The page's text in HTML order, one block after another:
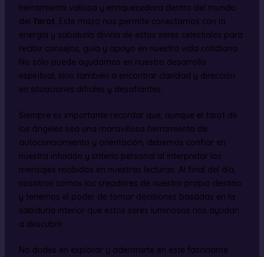
herramienta valiosa y enriquecedora dentro del mundo
del Tarot . Este mazo nos permite conectarnos con la
energía y sabiduría divina de estos seres celestiales para
recibir consejos, guía y apoyo en nuestra vida cotidiana.
No sólo puede ayudarnos en nuestro desarrollo
espiritual, sino también a encontrar claridad y dirección
en situaciones difíciles y desafiantes.
Siempre es importante recordar que, aunque el tarot de
los ángeles sea una maravillosa herramienta de
autoconocimiento y orientación, debemos confiar en
nuestra intuición y criterio personal al interpretar los
mensajes recibidos en nuestras lecturas. Al final del día,
nosotros somos los creadores de nuestro propio destino
y tenemos el poder de tomar decisiones basadas en la
sabiduría interior que estos seres luminosos nos ayudan
a descubrir.
No dudes en explorar y adentrarte en este fascinante